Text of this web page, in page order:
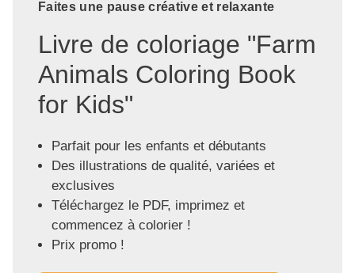
Faites une pause créative et relaxante
Livre de coloriage "Farm
Animals Coloring Book
for Kids"
Parfait pour les enfants et débutants
Des illustrations de qualité, variées et
exclusives
Téléchargez le PDF, imprimez et
commencez à colorier !
Prix promo !